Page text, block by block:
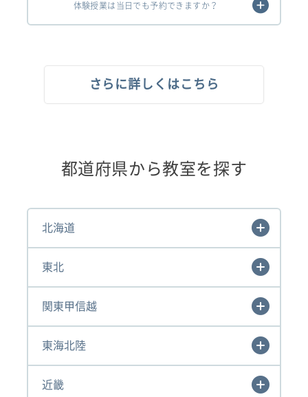
体験授業は当日でも予約できますか？
さらに詳しくはこちら
都道府県から教室を探す
北海道
東北
関東甲信越
東海北陸
近畿